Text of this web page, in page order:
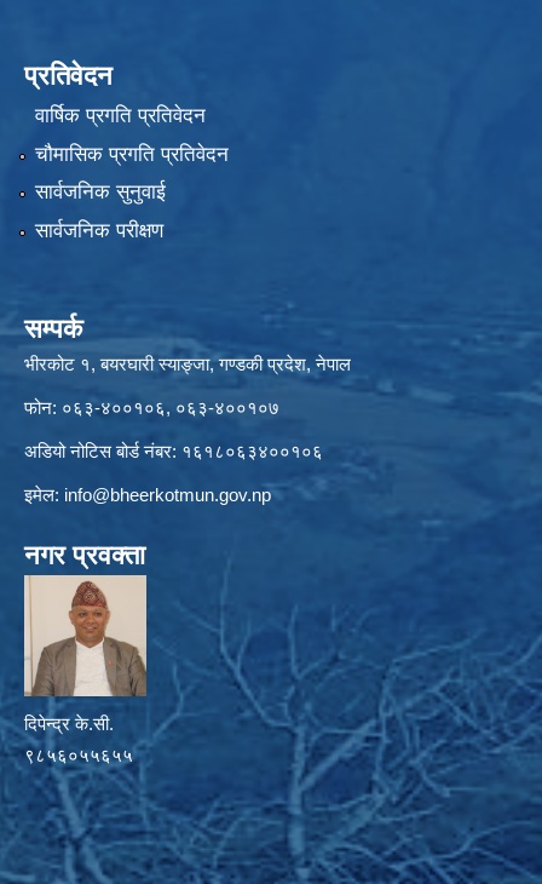
प्रतिवेदन
वार्षिक प्रगति प्रतिवेदन
चौमासिक प्रगति प्रतिवेदन
सार्वजनिक सुनुवाई
सार्वजनिक परीक्षण
सम्पर्क
भीरकोट १, बयरघारी स्याङ्जा, गण्डकी प्रदेश, नेपाल
फोन: ०६३-४००१०६, ०६३-४००१०७
अडियो नोटिस बोर्ड नंबर: १६१८०६३४००१०६
इमेल: info@bheerkotmun.gov.np
नगर प्रवक्ता
दिपेन्द्र के.सी.
९८५६०५५६५५